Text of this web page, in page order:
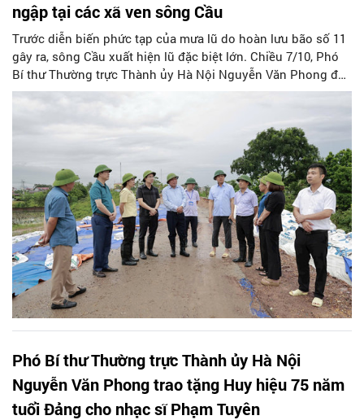
ngập tại các xã ven sông Cầu
Trước diễn biến phức tạp của mưa lũ do hoàn lưu bão số 11
gây ra, sông Cầu xuất hiện lũ đặc biệt lớn. Chiều 7/10, Phó
Bí thư Thường trực Thành ủy Hà Nội Nguyễn Văn Phong đã
đi kiểm tra công tác phòng, chống úng ngập tại các xã ven
sông Cầu thuộc địa bàn TP Hà Nội.
Phó Bí thư Thường trực Thành ủy Hà Nội
Nguyễn Văn Phong trao tặng Huy hiệu 75 năm
tuổi Đảng cho nhạc sĩ Phạm Tuyên